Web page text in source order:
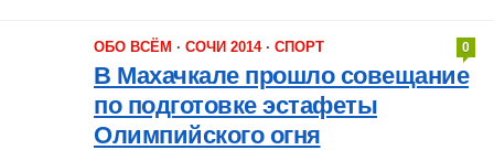
ОБО ВСЁМ · СОЧИ 2014· СПОРТ 0
В Махачкале прошло совещание
по подготовке эстафеты
Олимпийского огня